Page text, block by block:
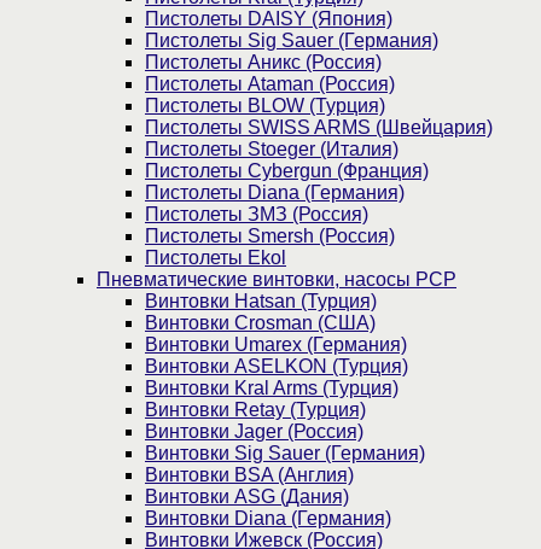
Пистолеты DAISY (Япония)
Пистолеты Sig Sauer (Германия)
Пистолеты Аникс (Россия)
Пистолеты Ataman (Россия)
Пистолеты BLOW (Турция)
Пистолеты SWISS ARMS (Швейцария)
Пистолеты Stoeger (Италия)
Пистолеты Cybergun (Франция)
Пистолеты Diana (Германия)
Пистолеты ЗМЗ (Россия)
Пистолеты Smersh (Россия)
Пистолеты Ekol
Пневматические винтовки, насосы PCP
Винтовки Hatsan (Турция)
Винтовки Crosman (США)
Винтовки Umarex (Германия)
Винтовки ASELKON (Турция)
Винтовки Kral Arms (Турция)
Винтовки Retay (Турция)
Винтовки Jager (Россия)
Винтовки Sig Sauer (Германия)
Винтовки BSA (Англия)
Винтовки ASG (Дания)
Винтовки Diana (Германия)
Винтовки Ижевск (Россия)